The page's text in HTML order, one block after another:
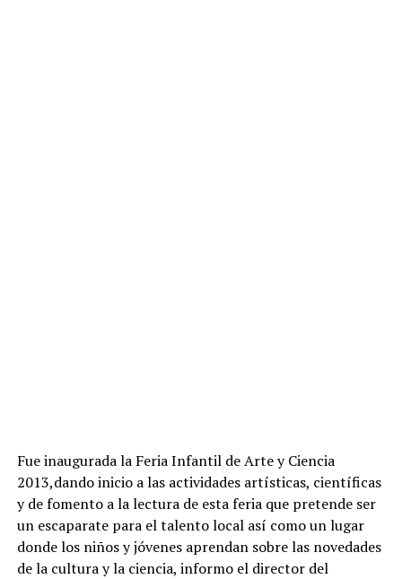
Fue inaugurada la Feria Infantil de Arte y Ciencia
2013,dando inicio a las actividades artísticas, científicas
y de fomento a la lectura de esta feria que pretende ser
un escaparate para el talento local así como un lugar
donde los niños y jóvenes aprendan sobre las novedades
de la cultura y la ciencia, informo el director del